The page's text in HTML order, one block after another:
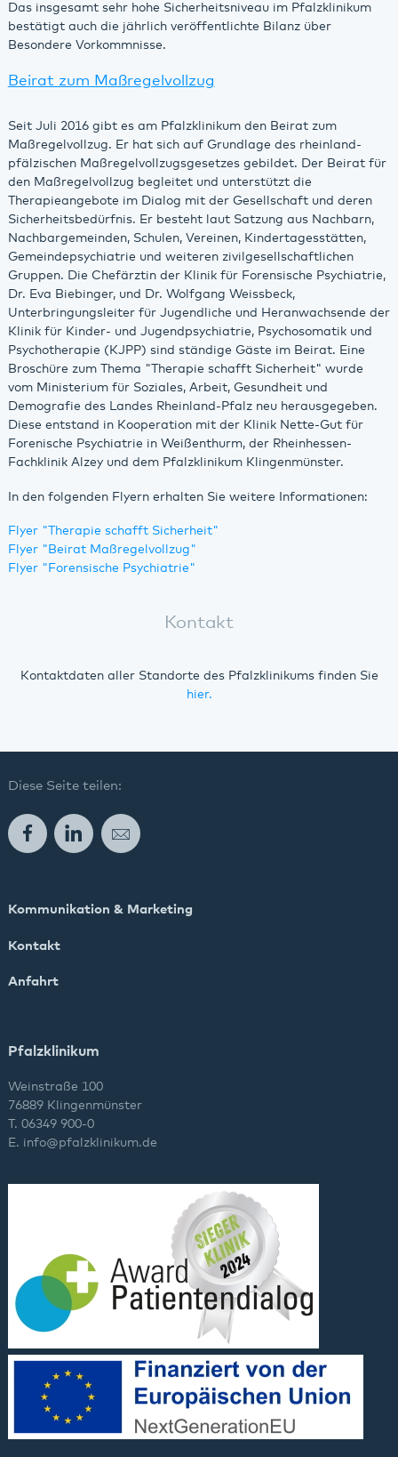
Das insgesamt sehr hohe Sicherheitsniveau im Pfalzklinikum
bestätigt auch die jährlich veröffentlichte Bilanz über
Besondere Vorkommnisse.
Beirat zum Maßregelvollzug
Seit Juli 2016 gibt es am Pfalzklinikum den Beirat zum
Maßregelvollzug. Er hat sich auf Grundlage des rheinland-
pfälzischen Maßregelvollzugsgesetzes gebildet. Der Beirat für
den Maßregelvollzug begleitet und unterstützt die
Therapieangebote im Dialog mit der Gesellschaft und deren
Sicherheitsbedürfnis. Er besteht laut Satzung aus Nachbarn,
Nachbargemeinden, Schulen, Vereinen, Kindertagesstätten,
Gemeindepsychiatrie und weiteren zivilgesellschaftlichen
Gruppen. Die Chefärztin der Klinik für Forensische Psychiatrie,
Dr. Eva Biebinger, und Dr. Wolfgang Weissbeck,
Unterbringungsleiter für Jugendliche und Heranwachsende der
Klinik für Kinder- und Jugendpsychiatrie, Psychosomatik und
Psychotherapie (KJPP) sind ständige Gäste im Beirat. Eine
Broschüre zum Thema "Therapie schafft Sicherheit" wurde
vom Ministerium für Soziales, Arbeit, Gesundheit und
Demografie des Landes Rheinland-Pfalz neu herausgegeben.
Diese entstand in Kooperation mit der Klinik Nette-Gut für
Forenische Psychiatrie in Weißenthurm, der Rheinhessen-
Fachklinik Alzey und dem Pfalzklinikum Klingenmünster.
In den folgenden Flyern erhalten Sie weitere Informationen:
Flyer "Therapie schafft Sicherheit"
Flyer "Beirat Maßregelvollzug"
Flyer "Forensische Psychiatrie"
Kontakt
Kontaktdaten aller Standorte des Pfalzklinikums finden Sie
hier.
Diese Seite teilen:
FacebookLinkedInE-Mail
Kommunikation & Marketing
Kontakt
Anfahrt
Pfalzklinikum
Weinstraße 100
76889 Klingenmünster
T. 06349 900-0
E. info@pfalzklinikum.de